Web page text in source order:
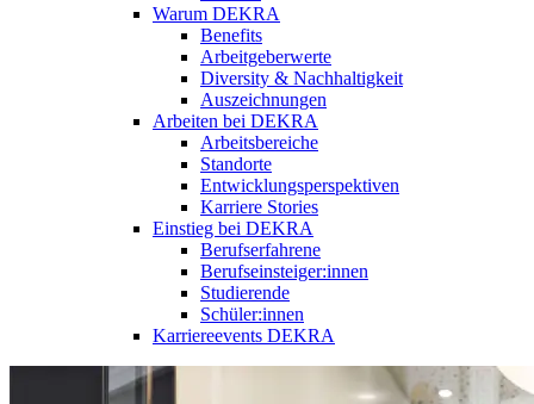
Warum DEKRA
Benefits
Arbeitgeberwerte
Diversity & Nachhaltigkeit
Auszeichnungen
Arbeiten bei DEKRA
Arbeitsbereiche
Standorte
Entwicklungsperspektiven
Karriere Stories
Einstieg bei DEKRA
Berufserfahrene
Berufseinsteiger:innen
Studierende
Schüler:innen
Karriereevents DEKRA